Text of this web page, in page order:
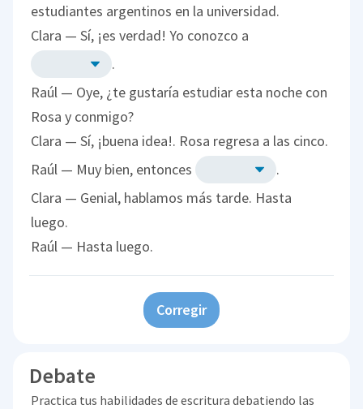
estudiantes argentinos en la universidad.
Clara — Sí, ¡es verdad! Yo conozco a
.
Raúl — Oye, ¿te gustaría estudiar esta noche con
Rosa y conmigo?
Clara — Sí, ¡buena idea!. Rosa regresa a las cinco.
Raúl — Muy bien, entonces
.
Clara — Genial, hablamos más tarde. Hasta
luego.
Raúl — Hasta luego.
Corregir
Debate
Practica tus habilidades de escritura debatiendo las